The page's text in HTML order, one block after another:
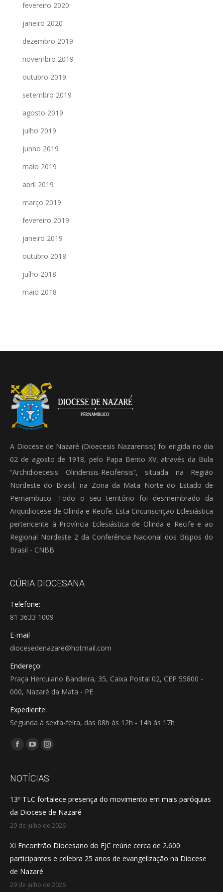
fevereiro 2020
janeiro 2020
dezembro 2019
novembro 2019
outubro 2019
setembro 2019
agosto 2019
julho 2019
junho 2019
maio 2019
abril 2019
março 2019
fevereiro 2019
janeiro 2019
outubro 2018
julho 2018
maio 2018
A Diocese de Nazaré (Dioecesis Nazarensis) foi erigida no dia
02 de agosto de 1918, pelo Papa Bento XV, através da Bula
“Archidioecesis Olindensis-Recifensis”, situada na Região
Nordeste do Brasil, na Zona da Mata Norte do Estado de
Pernambuco. Todo o seu território foi desmembrado da
Arquidiocese de Olinda e Recife. Esta Circunscrição Eclesiástica
pertencente à Província Eclesiástica de Olinda e Recife e ao
Regional Nordeste 2 da Conferência Nacional dos Bispos do
Brasil - CNBB.
CÚRIA DIOCESANA
Telefone:
81 3633 1009
E-mail
diocesedenazare@hotmail.com
Endereço:
Praça Herculano Bandeira, 35, Caixa Postal 02, CEP 55800 -
000, Nazaré da Mata - PE
Expediente:
Segunda à sexta-feira, das 08h às 12h - 14h às 17h
Encontre-nos em:
Facebook
opens
new
window
YouTube
opens
new
window
Instagram
opens
new
window
NOTÍCIAS
13º TLC fortalece presença do movimento em mais paróquias
da Diocese de Nazaré
29 de julho de 2026
XI Encontrão Diocesano do EJC reúne cerca de 2.600
participantes e celebra 25 anos de evangelização na Diocese
de Nazaré
29 de julho de 2026